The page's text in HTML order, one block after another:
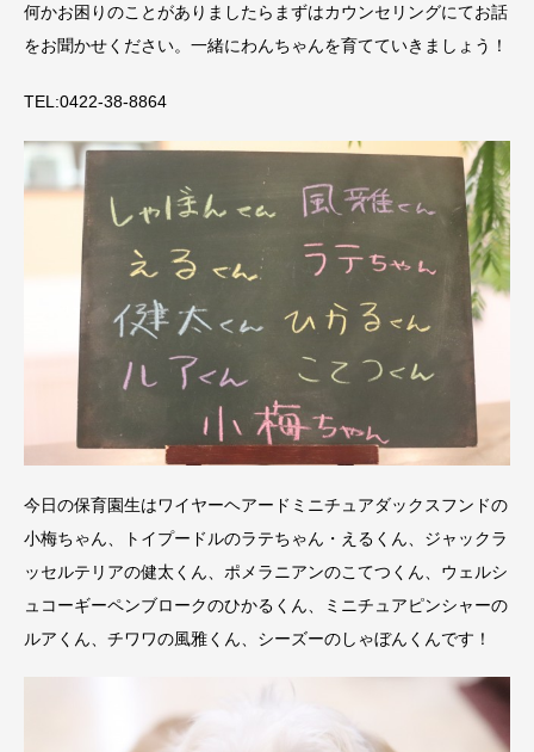
何かお困りのことがありましたらまずはカウンセリングにてお話
をお聞かせください。一緒にわんちゃんを育てていきましょう！
TEL:0422-38-8864
今日の保育園生はワイヤーヘアードミニチュアダックスフンドの
小梅ちゃん、トイプードルのラテちゃん・えるくん、ジャックラ
ッセルテリアの健太くん、ポメラニアンのこてつくん、ウェルシ
ュコーギーペンブロークのひかるくん、ミニチュアピンシャーの
ルアくん、チワワの風雅くん、シーズーのしゃぼんくんです！